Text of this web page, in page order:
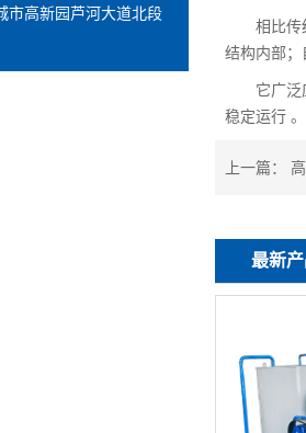
市高新园芦河大道北段
相比传统
结构内部；
它广泛应
稳定运行 。
上一篇：
最新